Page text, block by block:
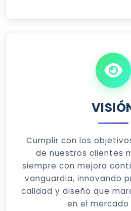
Cumplir con los
de nuestros clientes
siempre con mejora
vanguardia, innovando
calidad y diseño que
en el mercado